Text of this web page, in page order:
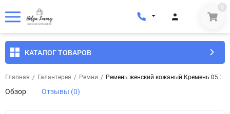
0
КАТАЛОГ ТОВАРОВ
Главная / Галантерея / Ремни / Ремень женский кожаный Кремень
Обзор Отзывы (0)